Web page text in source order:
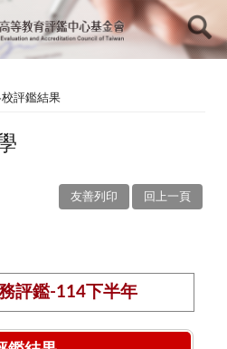
校評鑑結果
回上一頁
友善列印
評鑑-114下半年